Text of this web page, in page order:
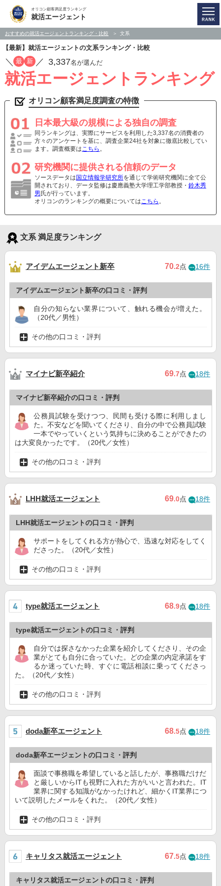
オリコン顧客満足度ランキング
就活エージェント
おすすめの就活エージェントランキング・比較 文系
【最新】就活エージェントの文系ランキング・比較
／ 最 新 ／ 3,337名が選んだ
就活エージェントランキング
オリコン顧客満足度調査の特徴
日本最大級の規模による独自の調査
同ランキングは、実際にサービスを利用した3,337名の消費者の
方々のアンケートを基に、調査企業24社を対象に徹底比較してい
ます。調査概要はこちら 。
研究機関に提供される信頼のデータ
ソースデータは 国立情報学研究所を通じて学術研究機関に全て公
開されており、データ監修は慶應義塾大学理工学部教授・ 鈴木秀
男 氏が行っています。
オリコンのランキングの概要についてはこちら 。
文系 満足度ランキング
アイデムエージェント新卒 70.2点 16件
アイデムエージェント新卒の口コミ・評判
自分の知らない業界について、触れる機会が増えた。
（20代／男性）
その他の口コミ・評判
マイナビ新卒紹介 69.7点 18件
マイナビ新卒紹介の口コミ・評判
公務員試験を受けつつ、民間も受ける際に利用しまし
た。不安などを聞いてくださり、自分の中で公務員試験
一本でやっていくという気持ちに決めることができたの
は大変良かったです。（20代／女性）
その他の口コミ・評判
LHH就活エージェント 69.0点 18件
LHH就活エージェントの口コミ・評判
サポートをしてくれる方が熱心で、迅速な対応をしてく
ださった。（20代／女性）
その他の口コミ・評判
type就活エージェント 68.9点 18件
type就活エージェントの口コミ・評判
自分では探さなかった企業を紹介してくださり、その企
業がとても自分に合っていた。どの企業の内定承諾をす
るか迷っていた時、すぐに電話相談に乗ってくださっ
た。（20代／女性）
その他の口コミ・評判
doda新卒エージェント 68.5点 18件
doda新卒エージェントの口コミ・評判
面談で事務職を希望していると話したが、事務職だけだ
と厳しいからITも視野に入れた方がいいと言われた。IT
業界に関する知識がなかったけれど、細かくIT業界につ
いて説明したメールをくれた。（20代／女性）
その他の口コミ・評判
キャリタス就活エージェント 67.5点 18件
キャリタス就活エージェントの口コミ・評判